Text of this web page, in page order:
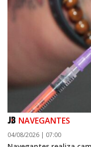
NAVEGANTES
04/08/2026 | 07:00